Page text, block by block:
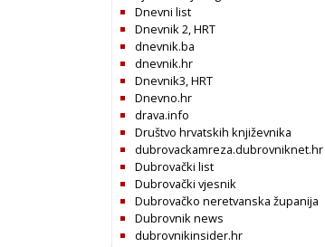
Dnevni list
Dnevnik 2, HRT
dnevnik.ba
dnevnik.hr
Dnevnik3, HRT
Dnevno.hr
drava.info
Društvo hrvatskih književnika
dubrovackamreza.dubrovniknet.hr
Dubrovački list
Dubrovački vjesnik
Dubrovačko neretvanska županija
Dubrovnik news
dubrovnikinsider.hr